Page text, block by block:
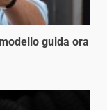
guida ora